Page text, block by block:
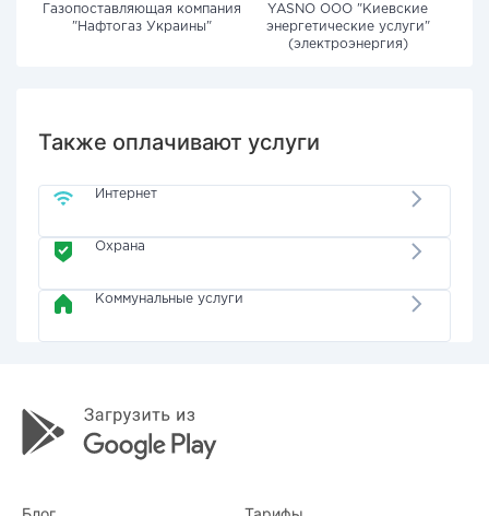
Газопоставляющая компания
"Нафтогаз Украины"
YASNO OOO "Киевские
энергетические услуги"
(электроэнергия)
Также оплачивают услуги
Интернет
Охрана
Коммунальные услуги